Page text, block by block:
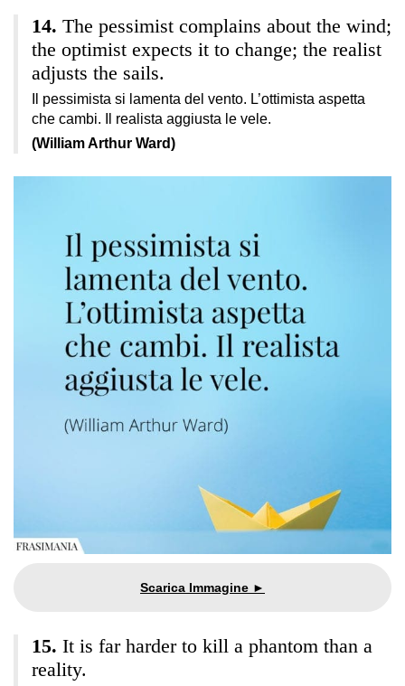
The pessimist complains about the wind;
the optimist expects it to change; the realist
adjusts the sails.
Il pessimista si lamenta del vento. L’ottimista aspetta
che cambi. Il realista aggiusta le vele.
(William Arthur Ward)
It is far harder to kill a phantom than a
reality.